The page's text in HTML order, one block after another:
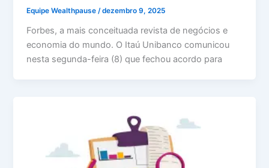
Equipe Wealthpause/dezembro 9, 2025
Forbes, a mais conceituada revista de negócios e
economia do mundo. O Itaú Unibanco comunicou
nesta segunda-feira (8) que fechou acordo para